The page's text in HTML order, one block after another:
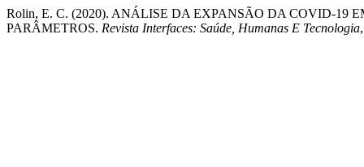
Rolin, E. C. (2020). ANÁLISE DA EXPANSÃO DA COVID-19
PARÂMETROS. Revista Interfaces: Saúde, Humanas E Tecnologia